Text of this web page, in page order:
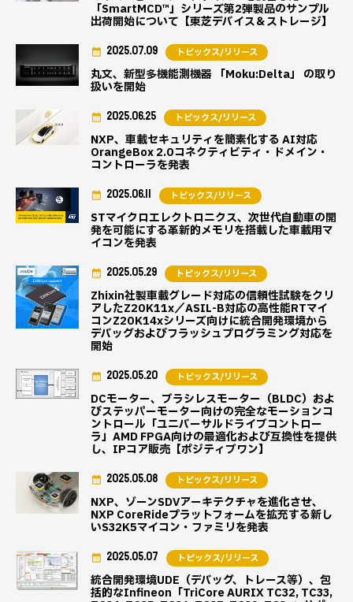
「SmartMCD™」シリーズ第2弾製品のサンプル
出荷開始について【東芝デバイス＆ストレージ】
丸文、新型多機能測機器 「Moku:Delta」 の取り
扱いを開始
2025.07.09 トピックス/リリース
NXP、車載セキュリティを簡素化する AI対応
OrangeBox 2.0コネクティビティ・ドメイン・
コントローラを発表
2025.06.25 トピックス/リリース
STマイクロエレクトロニクス、次世代自動車の開
発を可能にする革新的メモリを搭載した車載用マ
イコンを発表
2025.06.11 トピックス/リリース
Zhixin社製車載グレード対応の信頼性試験をクリ
アしたZ20K11x／ASIL-B対応の高性能RTマイ
コンZ20K14xシリーズ向けに統合開発環境から
デバッグおよびフラッシュプログラミング対応を
開始
2025.05.29 トピックス/リリース
DCモーター、ブラシレスモーター（BLDC）およ
びステッパーモーター向けの完全なモーションコ
ントロール「ユニバーサルドライブコントロー
ラ」AMD FPGA向けの最適化および互換性を提供
し、IPコア販売【ポジティブワン】
2025.05.20 トピックス/リリース
NXP、ゾーンSDVアーキテクチャを進化させ、
NXP CoreRideプラットフォームを拡充する新し
いS32K5マイコン・ファミリを発表
2025.05.08 トピックス/リリース
統合開発環境UDE（デバッグ、トレース等）、包
括的なInfineon「TriCore AURIX TC32, TC33,
2025.05.07 トピックス/リリース